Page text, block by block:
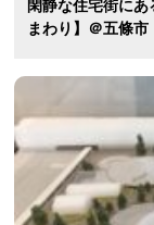
閑静な住宅街に
まわり】＠五條市